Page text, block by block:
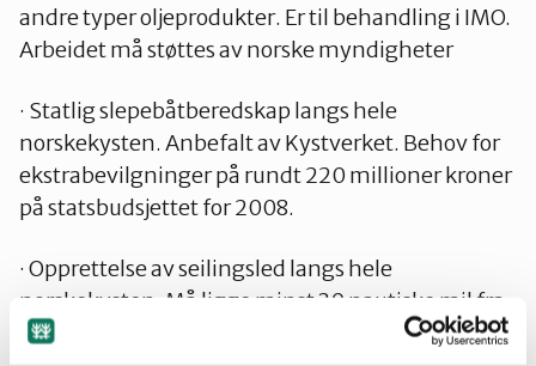
andre typer oljeprodukter. Er til behandling i IMO.
Arbeidet må støttes av norske myndigheter
· Statlig slepebåtberedskap langs hele
norskekysten. Anbefalt av Kystverket. Behov for
ekstrabevilgninger på rundt 220 millioner kroner
på statsbudsjettet for 2008.
· Opprettelse av seilingsled langs hele
norskekysten. Må ligge minst 30 nautiske mil fra
kysten og ha trafikkseparering. Responstiden for